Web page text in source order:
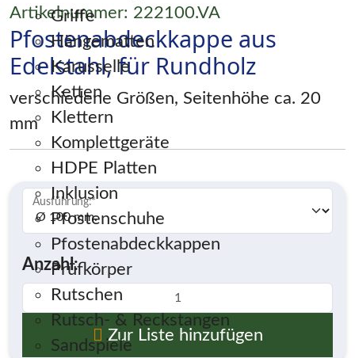
Griffe
Hängematten
Karusselle
Ketten
Klettern
Komplettgeräte
HDPE Platten
Inklusion
Pfostenschuhe
Pfostenabdeckkappen
Prüfkörper
Rutschen
Rutsch- & Reckstangen
Sandspiele
Artikelnummer: 222100.VA
Pfostenabdeckkappe aus
Edelstahl, für Rundholz
verschiedene Größen, Seitenhöhe ca. 20
mm
Ausführung:*
Anzahl:
Zur Liste hinzufügen